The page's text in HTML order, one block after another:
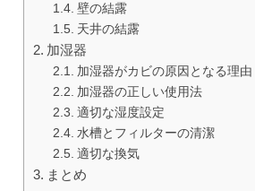
壁の結露
天井の結露
加湿器
加湿器がカビの原因となる理由
加湿器の正しい使用法
適切な湿度設定
水槽とフィルターの清潔
適切な換気
まとめ